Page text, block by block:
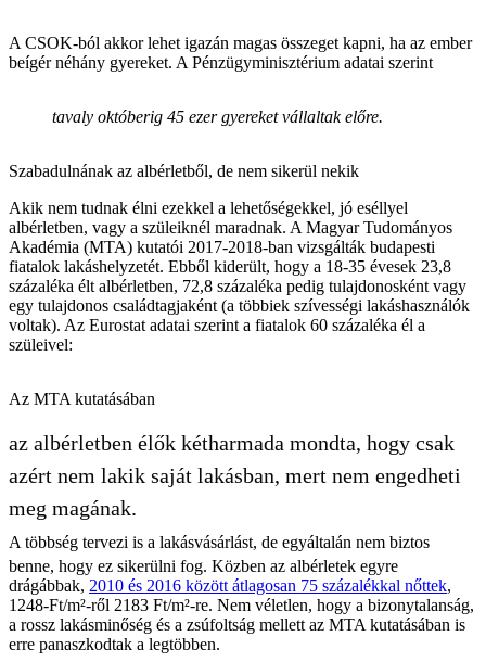
A CSOK-ból akkor lehet igazán magas összeget kapni, ha az ember
beígér néhány gyereket. A Pénzügyminisztérium adatai szerint
tavaly októberig 45 ezer gyereket vállaltak előre.
Szabadulnának az albérletből, de nem sikerül nekik
Akik nem tudnak élni ezekkel a lehetőségekkel, jó eséllyel
albérletben, vagy a szüleiknél maradnak. A Magyar Tudományos
Akadémia (MTA) kutatói 2017-2018-ban vizsgálták budapesti
fiatalok lakáshelyzetét. Ebből kiderült, hogy a 18-35 évesek 23,8
százaléka élt albérletben, 72,8 százaléka pedig tulajdonosként vagy
egy tulajdonos családtagjaként (a többiek szívességi lakáshasználók
voltak). Az Eurostat adatai szerint a fiatalok 60 százaléka él a
szüleivel:
Az MTA kutatásában
az albérletben élők kétharmada mondta, hogy csak
azért nem lakik saját lakásban, mert nem engedheti
meg magának.
A többség tervezi is a lakásvásárlást, de egyáltalán nem biztos
benne, hogy ez sikerülni fog. Közben az albérletek egyre
drágábbak, 2010 és 2016 között átlagosan 75 százalékkal nőttek,
1248-Ft/m²-ről 2183 Ft/m²-re. Nem véletlen, hogy a bizonytalanság,
a rossz lakásminőség és a zsúfoltság mellett az MTA kutatásában is
erre panaszkodtak a legtöbben.